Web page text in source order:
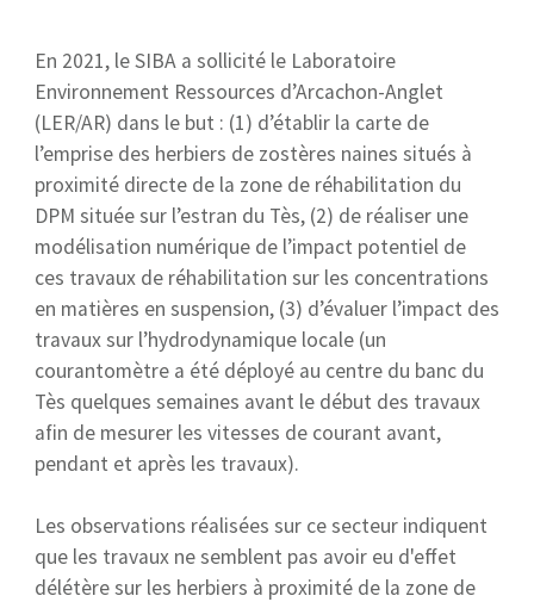
En 2021, le SIBA a sollicité le Laboratoire
Environnement Ressources d’Arcachon-Anglet
(LER/AR) dans le but : (1) d’établir la carte de
l’emprise des herbiers de zostères naines situés à
proximité directe de la zone de réhabilitation du
DPM située sur l’estran du Tès, (2) de réaliser une
modélisation numérique de l’impact potentiel de
ces travaux de réhabilitation sur les concentrations
en matières en suspension, (3) d’évaluer l’impact des
travaux sur l’hydrodynamique locale (un
courantomètre a été déployé au centre du banc du
Tès quelques semaines avant le début des travaux
afin de mesurer les vitesses de courant avant,
pendant et après les travaux).
Les observations réalisées sur ce secteur indiquent
que les travaux ne semblent pas avoir eu d'effet
délétère sur les herbiers à proximité de la zone de